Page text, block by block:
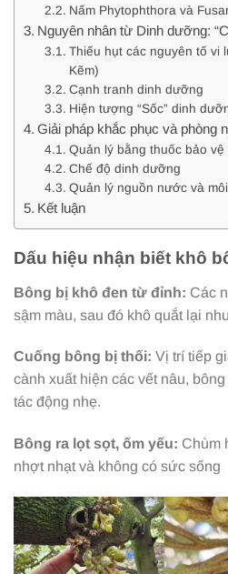
Nấm Phytophthora và
Nguyên nhân từ Dinh dưỡng:
Thiếu hụt các nguyên tố vi
Kẽm)
Cạnh tranh dinh dưỡng
Hiện tượng “Sốc” dinh
Giải pháp khắc phục và phòng
Quản lý bằng thuốc bảo vệ
Chế độ dinh dưỡng
Quản lý nguồn nước và
Kết luận
Dấu hiệu nhận biết khô
Bông bị khô đen từ đỉnh: Các
sậm màu, sau đó khô quắt lại
Cuống bông bị thối: Vị trí tiếp
cành xuất hiện các vết nâu,
tác động nhẹ.
Bông ra lọt sọt, ốm yếu: Chùm
nhợt nhạt và không có sức sống